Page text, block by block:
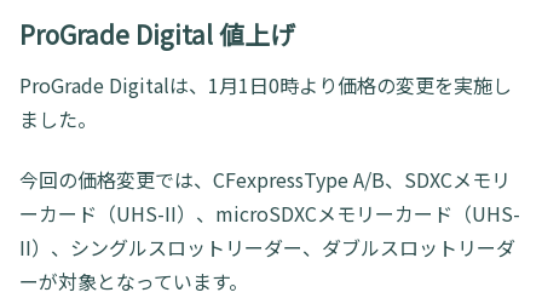
ProGrade Digital 値上げ
ProGrade Digitalは、1月1日0時より価格の変更を実施し
ました。
今回の価格変更では、CFexpressType A/B、SDXCメモリ
ーカード（UHS-II）、microSDXCメモリーカード（UHS-
II）、シングルスロットリーダー、ダブルスロットリーダ
ーが対象となっています。